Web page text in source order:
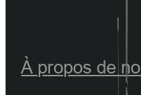
À propos de